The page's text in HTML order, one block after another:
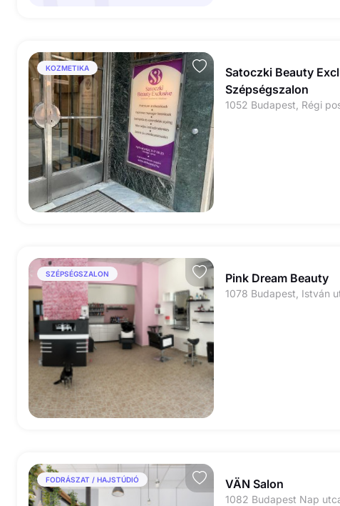
KOZMETIKA
Satoczki Beauty
Szépségszalon
SZÉPSÉGSZALON Pink Dream Beauty
1078 Budapest, István
FODRÁSZAT / HAJSTÚDIÓ VÄN Salon
1082 Budapest Nap